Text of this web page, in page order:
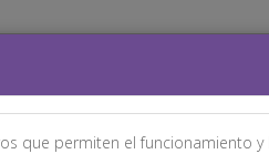
que permiten el funcionamiento y
INSCRIPCIONES ALOJAMIENTO